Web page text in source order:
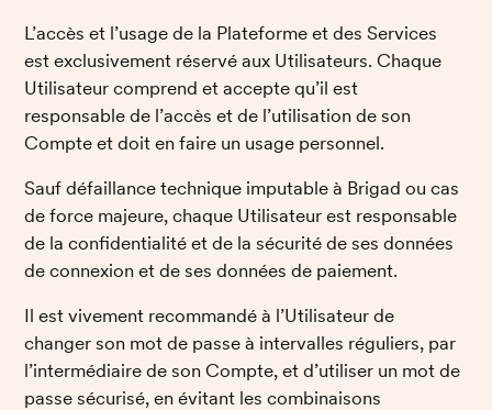
L’accès et l’usage de la Plateforme et des Services
est exclusivement réservé aux Utilisateurs. Chaque
Utilisateur comprend et accepte qu’il est
responsable de l’accès et de l’utilisation de son
Compte et doit en faire un usage personnel.
Sauf défaillance technique imputable à Brigad ou cas
de force majeure, chaque Utilisateur est responsable
de la confidentialité et de la sécurité de ses données
de connexion et de ses données de paiement.
Il est vivement recommandé à l’Utilisateur de
changer son mot de passe à intervalles réguliers, par
l’intermédiaire de son Compte, et d’utiliser un mot de
passe sécurisé, en évitant les combinaisons